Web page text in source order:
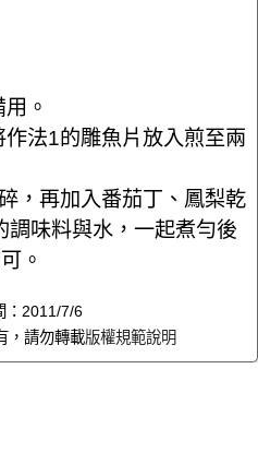
。
法1的雕魚片放入煎至兩
，再加入番茄丁、鳳梨乾
調味料與水，一起煮勻後
。
：2011/7/6
，請勿轉載版權規範說明